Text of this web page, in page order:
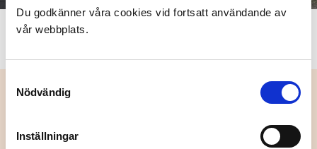
Du godkänner våra cookies vid fortsatt användande av
vår webbplats.
Nödvändig
Inställningar